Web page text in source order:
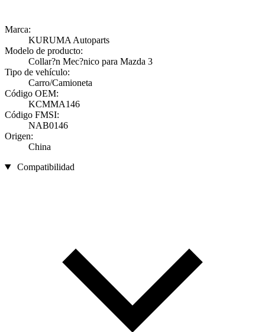
Marca:
KURUMA Autoparts
Modelo de producto:
Collar?n Mec?nico para Mazda 3
Tipo de vehículo:
Carro/Camioneta
Código OEM:
KCMMA146
Código FMSI:
NAB0146
Origen:
China
Compatibilidad